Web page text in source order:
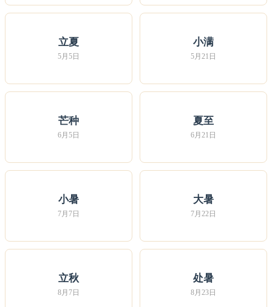
立夏
5月5日
小满
5月21日
芒种
6月5日
夏至
6月21日
小暑
7月7日
大暑
7月22日
立秋
8月7日
处暑
8月23日